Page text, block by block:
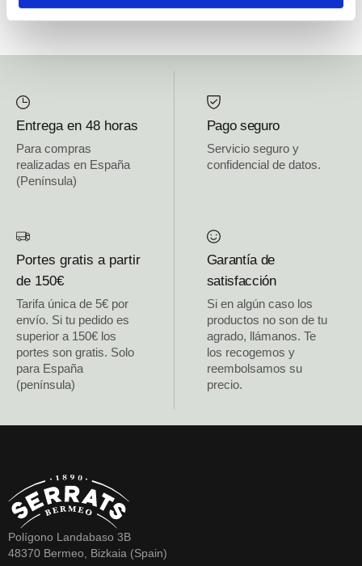
Entrega en 48 horas
Para compras
realizadas en España
(Península)
Pago seguro
Servicio seguro y
confidencial de datos.
Portes gratis a partir
de 150€
Tarifa única de 5€ por
envío. Si tu pedido es
superior a 150€ los
portes son gratis. Solo
para España
(península)
Garantía de
satisfacción
Si en algún caso los
productos no son de tu
agrado, llámanos. Te
los recogemos y
reembolsamos su
precio.
Polígono Landabaso 3B
48370 Bermeo, Bizkaia (Spain)